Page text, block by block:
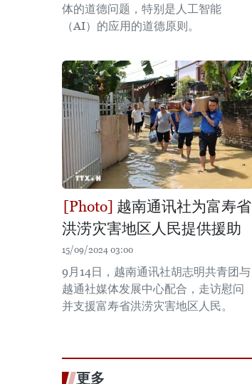
体的道德问题，特别是人工智能
（AI）的应用的道德原则。
越南通讯社为富寿省
洪涝灾害地区人民提供援助
15/09/2024 03:00
9月14日，越南通讯社胡志明共青团与
越通社媒体发展中心配合，走访慰问
并支援富寿省洪涝灾害地区人民。
更多